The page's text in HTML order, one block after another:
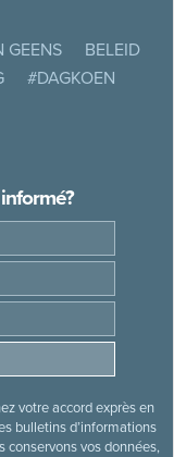
GEENS
BELEID
#DAGKOEN
votre accord exprès en
bulletins d’informations
conservons vos données,